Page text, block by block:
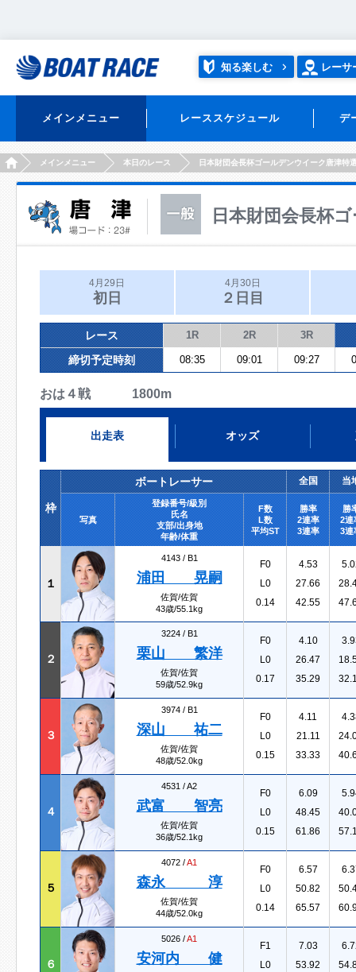
知る楽しむ レーサ
メインメニュー レーススケジュール デ
HOMEメインメニュー 本日のレース 日本財団会長杯ゴールデンウイーク唐津特
日本財団会長杯
4月29日
初日
4月30日
２日目
レース 1R 2R 3R
締切予定時刻 08:35 09:01 09:27
おは４戦 1800m
出走表 オッズ
枠
ボートレーサー 全国 当
写真
登録番号/級別
氏名
支部/出身地
年齢/体重
F数
L数
平均ST
勝率
2連率
3連率
勝
2連
3連
１
4143 / B1
浦田 晃嗣
佐賀/佐賀
43歳/55.1kg
F0
L0
0.14
4.53
27.66
42.55
２
3224 / B1
栗山 繁洋
佐賀/佐賀
59歳/52.9kg
F0
L0
0.17
4.10
26.47
35.29
３
3974 / B1
深山 祐二
佐賀/佐賀
48歳/52.0kg
F0
L0
0.15
4.11
21.11
33.33
４
4531 /A2
武富 智亮
佐賀/佐賀
36歳/52.1kg
F0
L0
0.15
6.09
48.45
61.86
５
4072 /A1
森永 淳
佐賀/佐賀
44歳/52.0kg
F0
L0
0.14
6.57
50.82
65.57
６
5026 /A1
安河内 健
F1
L0
7.03
53.92